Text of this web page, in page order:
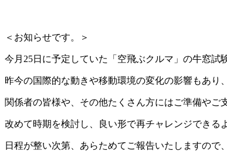
＜お知らせです。＞
今月25日に予定していた「空飛ぶクルマ」の牛窓試
昨今の国際的な動きや移動環境の変化の影響もあり
関係者の皆様や、その他たくさん方にはご準備やご
改めて時期を検討し、良い形で再チャレンジできる
日程が整い次第、あらためてご報告いたしますので